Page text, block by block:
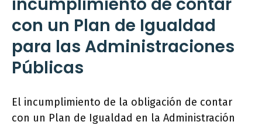
con un Plan de Igualdad
para las Administraciones
Públicas
El incumplimiento de la obligación de contar
con un Plan de Igualdad en la Administración